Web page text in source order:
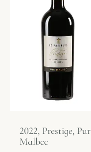
2022, Prestige, Pur
Malbec